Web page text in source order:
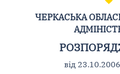
ЧЕРКАСЬКА
від